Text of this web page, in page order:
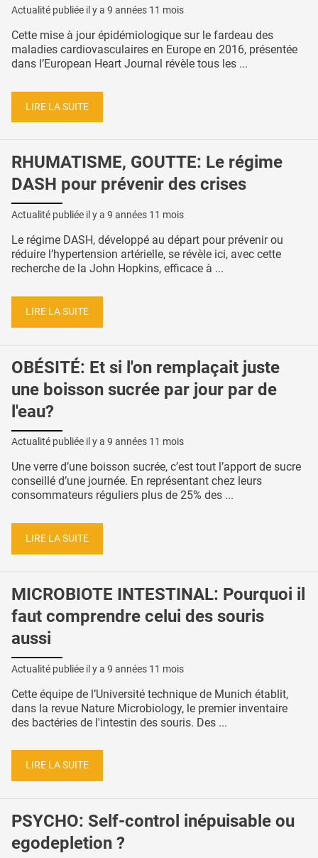
Actualité publiée il y a 9 années 11 mois
Cette mise à jour épidémiologique sur le fardeau des
maladies cardiovasculaires en Europe en 2016, présentée
dans l’European Heart Journal révèle tous les ...
LIRE LA SUITE
RHUMATISME, GOUTTE: Le régime
DASH pour prévenir des crises
Actualité publiée il y a 9 années 11 mois
Le régime DASH, développé au départ pour prévenir ou
réduire l’hypertension artérielle, se révèle ici, avec cette
recherche de la John Hopkins, efficace à ...
LIRE LA SUITE
OBÉSITÉ: Et si l'on remplaçait juste
une boisson sucrée par jour par de
l'eau?
Actualité publiée il y a 9 années 11 mois
Une verre d’une boisson sucrée, c’est tout l’apport de sucre
conseillé d’une journée. En représentant chez leurs
consommateurs réguliers plus de 25% des ...
LIRE LA SUITE
MICROBIOTE INTESTINAL: Pourquoi il
faut comprendre celui des souris
aussi
Actualité publiée il y a 9 années 11 mois
Cette équipe de l’Université technique de Munich établit,
dans la revue Nature Microbiology, le premier inventaire
des bactéries de l'intestin des souris. Des ...
LIRE LA SUITE
PSYCHO: Self-control inépuisable ou
egodepletion ?